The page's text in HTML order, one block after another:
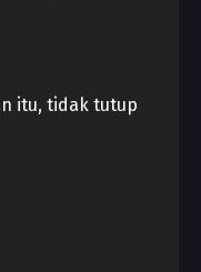
itu, tidak tutup